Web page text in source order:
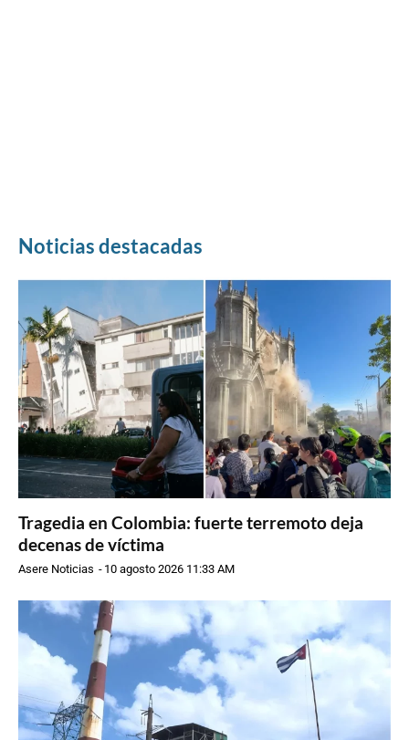
Noticias destacadas
Tragedia en Colombia: fuerte terremoto deja
decenas de víctima
Asere Noticias - 10 agosto 2026 11:33 AM